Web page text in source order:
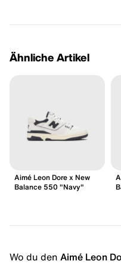
Ähnliche Artikel
Aimé Leon Dore x New
Balance 550 "Navy"
Wo du den Aimé Leon